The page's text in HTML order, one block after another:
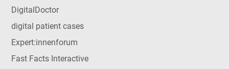
DigitalDoctor
digital patient cases
Expert:innenforum
Fast Facts Interactive